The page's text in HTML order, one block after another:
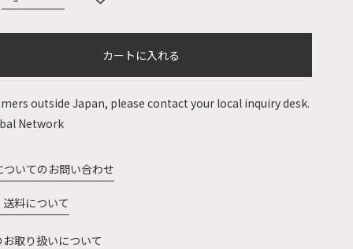
カートに入れる
outside Japan, please contact your local inquiry desk.
Network
ついてのお問い合わせ
料について
取り扱いについて